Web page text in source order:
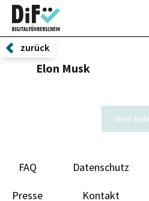
zurück
Elon Musk
Mehr
FAQ Datenschutz
Presse Kontakt